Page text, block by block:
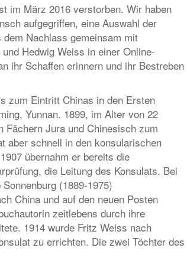
im März 2016 verstorben. Wir haben
aufgegriffen, eine Auswahl der
dem Nachlass gemeinsam mit
Hedwig Weiss in einer Online-
ihr Schaffen erinnern und ihr Bestreben
zum Eintritt Chinas in den Ersten
Yunnan. 1899, im Alter von 22
Jura und Chinesisch zum
aber schnell in den konsularischen
übernahm er bereits die
die Leitung des Konsulats. Bei
(1889-1975)
China und auf den neuen Posten
zeitlebens durch ihre
1914 wurde Fritz Weiss nach
zu errichten. Die zwei Töchter des